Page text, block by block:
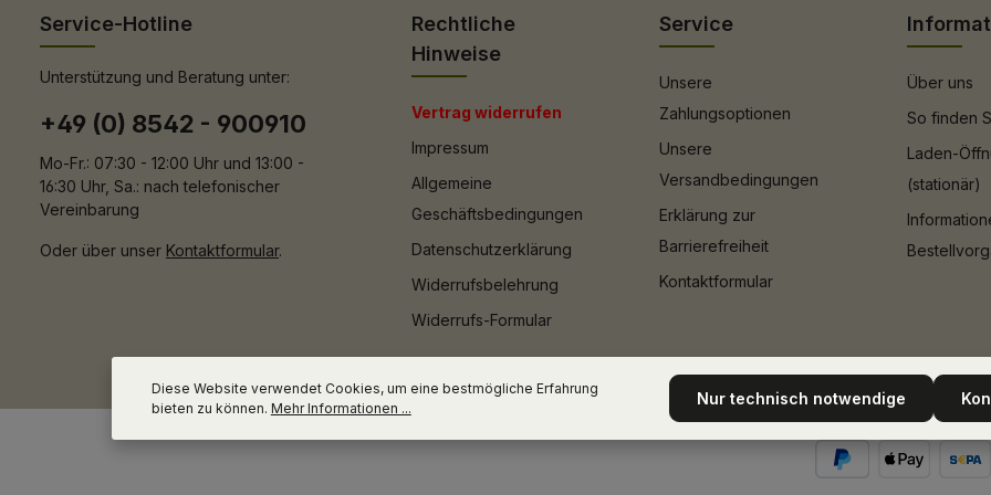
Service-Hotline
Unterstützung und Beratung unter:
+49 (0) 8542 - 900910
Mo-Fr.: 07:30 - 12:00 Uhr und 13:00 -
16:30 Uhr, Sa.: nach telefonischer
Vereinbarung
Oder über unser Kontaktformular.
Rechtliche
Hinweise
Vertrag widerrufen
Impressum
Allgemeine
Geschäftsbedingungen
Datenschutzerklärung
Widerrufsbelehrung
Widerrufs-Formular
Service
Unsere
Zahlungsoptionen
Unsere
Versandbedingungen
Erklärung zur
Barrierefreiheit
Kontaktformular
Über uns
So finden
Laden-
(stationär)
Diese Website verwendet Cookies, um eine bestmögliche Erfahrung
bieten zu können. Mehr Informationen ... Nur technisch notwendige